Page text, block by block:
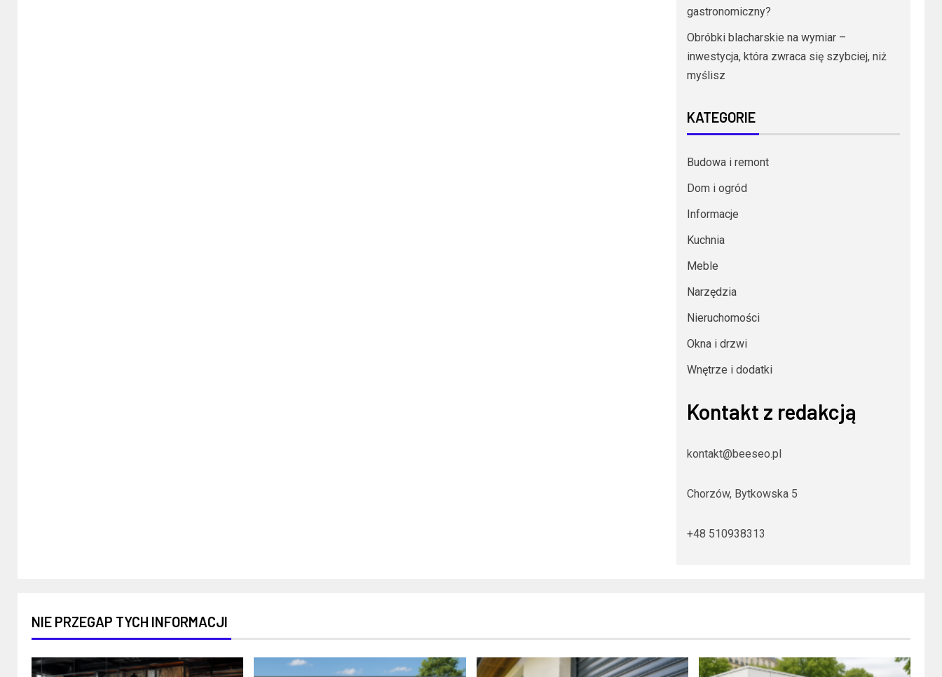
gastronomiczny?
Obróbki blacharskie na wymiar –
inwestycja, która zwraca się szybciej, niż
myślisz
KATEGORIE
Budowa i remont
Dom i ogród
Informacje
Kuchnia
Meble
Narzędzia
Nieruchomości
Okna i drzwi
Wnętrze i dodatki
Kontakt z redakcją
kontakt@beeseo.pl
Chorzów, Bytkowska 5
+48 510938313
NIE PRZEGAP TYCH INFORMACJI